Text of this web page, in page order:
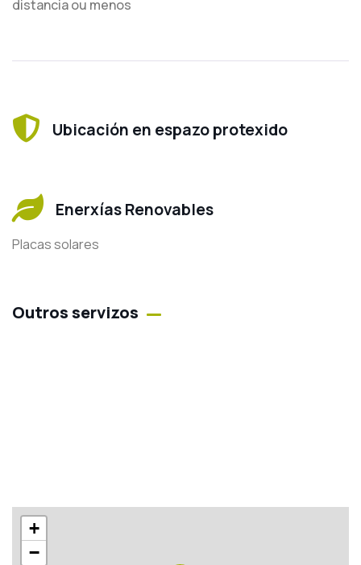
distancia ou menos
Ubicación en espazo protexido
Enerxías Renovables
Placas solares
Outros servizos
+
−